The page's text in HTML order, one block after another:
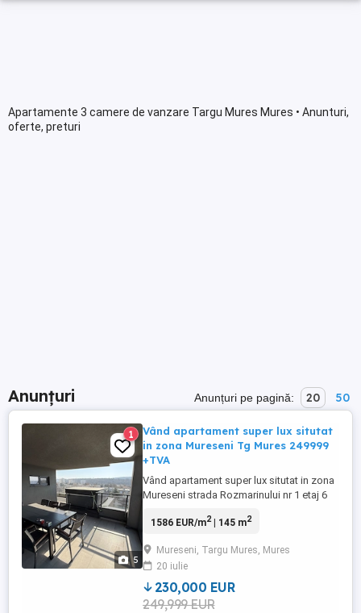
Apartamente 3 camere de vanzare Targu Mures Mures • Anunturi,
oferte, preturi
Anunțuri Anunțuri pe pagină: 20 50
5
1
Vând apartament super lux situtat
in zona Mureseni Tg Mures 249999
+TVA
Vând apartament super lux situtat in zona
Mureseni strada Rozmarinului nr 1 etaj 6
compus din: 1 antreu, 1 hol, 3 băi (2 băi
1 cameră de zi, 3 dormitoare, 1 balcon,
bucătărie + living open space, dressing,
terasă acoperită ...
1586 EUR/m2| 145 m2
Mureseni, Targu Mures, Mures
20 iulie
230,000 EUR
249,999 EUR